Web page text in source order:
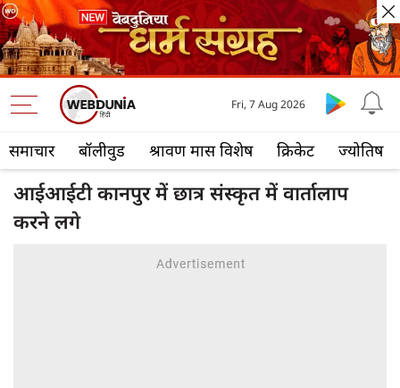
समाचार बॉलीवुड श्रावण मास विशेष क्रिकेट ज्योतिष
Fri, 7 Aug 2026
आईआईटी कानपुर में छात्र संस्कृत में वार्तालाप
करने लगे